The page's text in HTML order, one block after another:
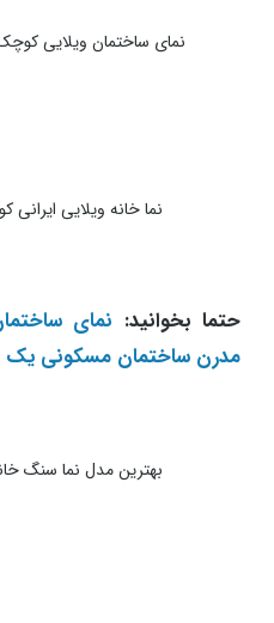
نمای ساختمان ویلایی کوچک
نما خانه ویلایی ایرانی
حتما بخوانید: نمای
مدرن ساختمان مسکونی یک
بهترین مدل نما سنگ